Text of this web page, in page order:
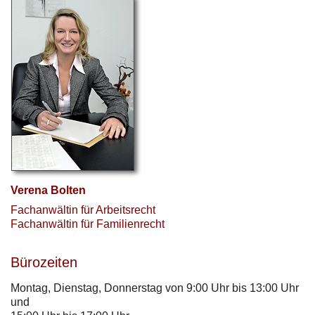
Verena Bolten
Fachanwältin für Arbeitsrecht
Fachanwältin für Familienrecht
Bürozeiten
Montag, Dienstag, Donnerstag von 9:00 Uhr bis 13:00 Uhr
und